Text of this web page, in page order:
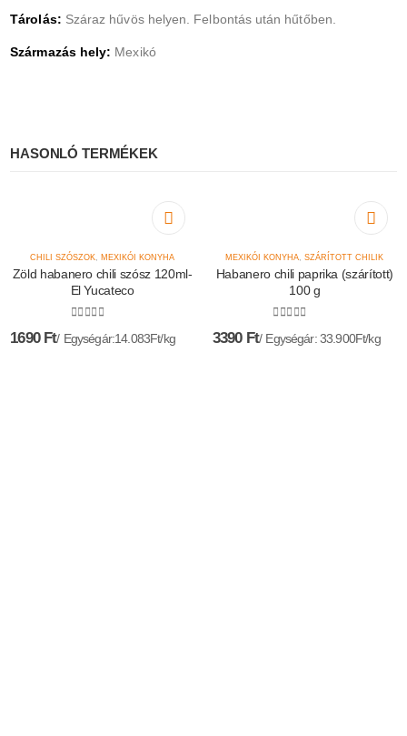
Tárolás: Száraz hűvös helyen. Felbontás után hűtőben.
Származás hely: Mexikó
HASONLÓ TERMÉKEK
CHILI SZÓSZOK MEXIKÓI KONYHA
Zöld habanero chili szósz 120ml-
El Yucateco
1690 Ft Egységár:14.083Ft/kg
MEXIKÓI KONYHA ,SZÁRÍTOTT CHILIK
Habanero chili paprika (szárított)
100 g
3390 Ft Egységár: 33.900Ft/kg